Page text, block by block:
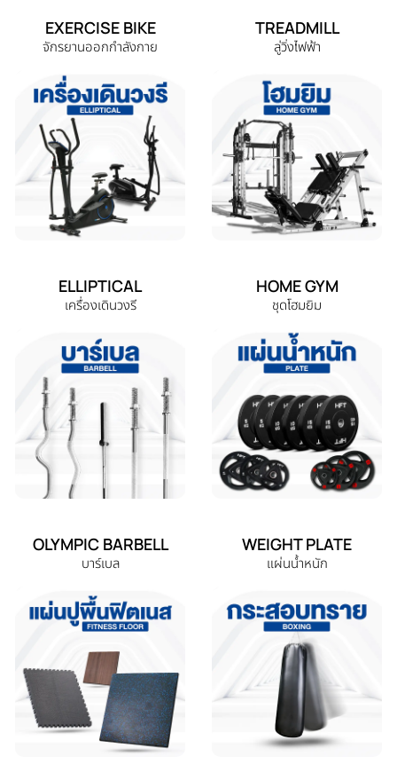
EXERCISE BIKE
จักรยานออกกำลังกาย
TREADMILL
ลู่วิ่งไฟฟ้า
ELLIPTICAL
เครื่องเดินวงรี
HOME GYM
ชุดโฮมยิม
OLYMPIC BARBELL
บาร์เบล
WEIGHT PLATE
แผ่นน้ำหนัก